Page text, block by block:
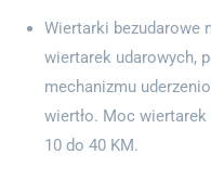
Wiertarki bezudarowe
wiertarek udarowych,
mechanizmu
wiertło. Moc
10 do 40 KM.